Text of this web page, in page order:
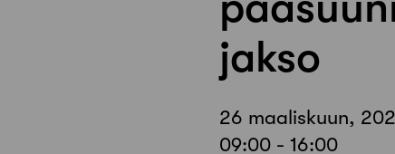
jakso
26 maaliskuun,
09:00 - 16:00